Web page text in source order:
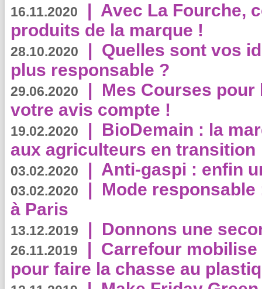
16.11.2020 | Avec La Fourche,
produits de la marque !
28.10.2020 | Quelles sont vos
plus responsable ?
29.06.2020 | Mes Courses pour
votre avis compte !
19.02.2020 | BioDemain : la
aux agriculteurs en transition
03.02.2020 | Anti-gaspi : enfin
03.02.2020 | Mode
à Paris
13.12.2019 | Donnons une
26.11.2019 | Carrefour
pour faire la chasse au